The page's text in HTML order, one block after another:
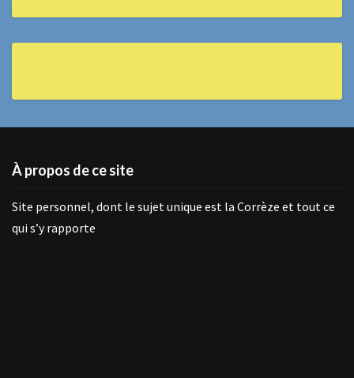
À propos de ce site
Site personnel, dont le sujet unique est la Corrèze et tout ce
qui s’y rapporte